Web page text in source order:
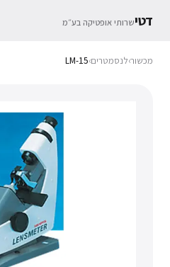
דטישרותי אופטיקה בע״מ
מכשור›לנסמטרים›
LM-15